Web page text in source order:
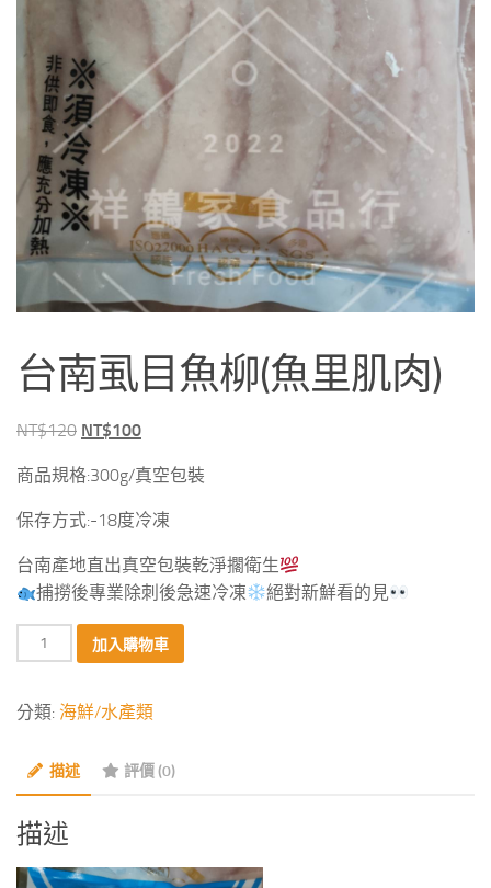
台南虱目魚柳(魚里肌肉)
NT$120 原
價
格：
NT$100目
價
格：
商品規格:300g/真空包裝
保存方式:-18度冷凍
台南產地直出真空包裝乾淨擱衛生
捕撈後專業除刺後急速冷凍
絕對新鮮看的見
南
目
柳
(魚
里
肉)
加入購物車
分類: 海鮮/水產類
描述 評價 (0)
描述